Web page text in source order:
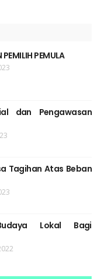
PEMULA
dan Pengawasan
Tagihan Atas Beban
Lokal Bagi